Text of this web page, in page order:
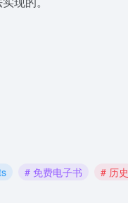
# 免费电子书 # 历史